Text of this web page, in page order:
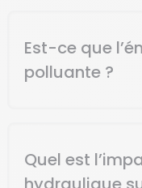
Est-ce que
polluante ?
hydraulique n’est
: elle permet
Quel est